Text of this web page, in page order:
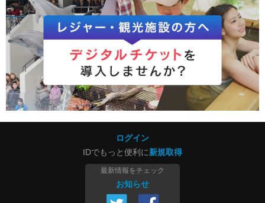
ログイン
IDでもっと便利に新規取得
最新情報をチェック
お知らせ